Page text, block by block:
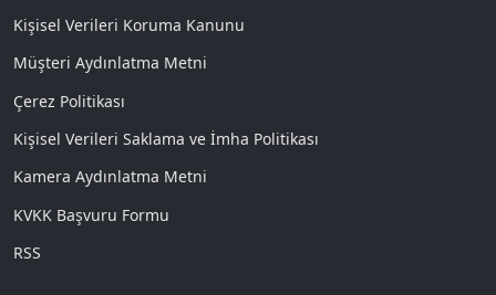
Kişisel Verileri Koruma Kanunu
Müşteri Aydınlatma Metni
Çerez Politikası
Kişisel Verileri Saklama ve İmha Politikası
Kamera Aydınlatma Metni
KVKK Başvuru Formu
RSS